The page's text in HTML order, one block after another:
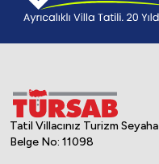
Tatil Villacınız Turizm
Belge No: 11098